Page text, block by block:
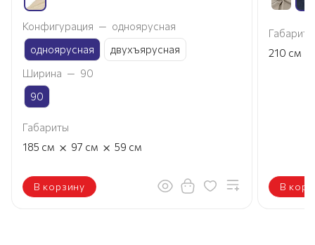
Конфигурация — одноярусная
одноярусная
двухъярусная
Ширина — 90
90
Габариты
185 см × 97 см × 59 см
В корзину
Габариты
210 см
В